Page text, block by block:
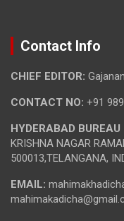
Contact Info
CHIEF EDITOR:
CONTACT NO: +91
HYDERABAD BUREAU
KRISHNA NAGAR
500013,TELANGANA,
EMAIL: